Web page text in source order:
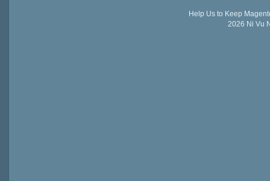
Help Us to Keep
2026 Ni Vu